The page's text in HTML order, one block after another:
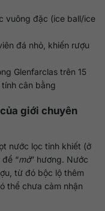
vuông đặc (ice ball/ice
đá nhỏ, khiến rượu
Glenfarclas trên 15
cân bằng
giới chuyên
nước lọc tinh khiết (ở
“mở” hương. Nước
từ đó bộc lộ thêm
thể chưa cảm nhận